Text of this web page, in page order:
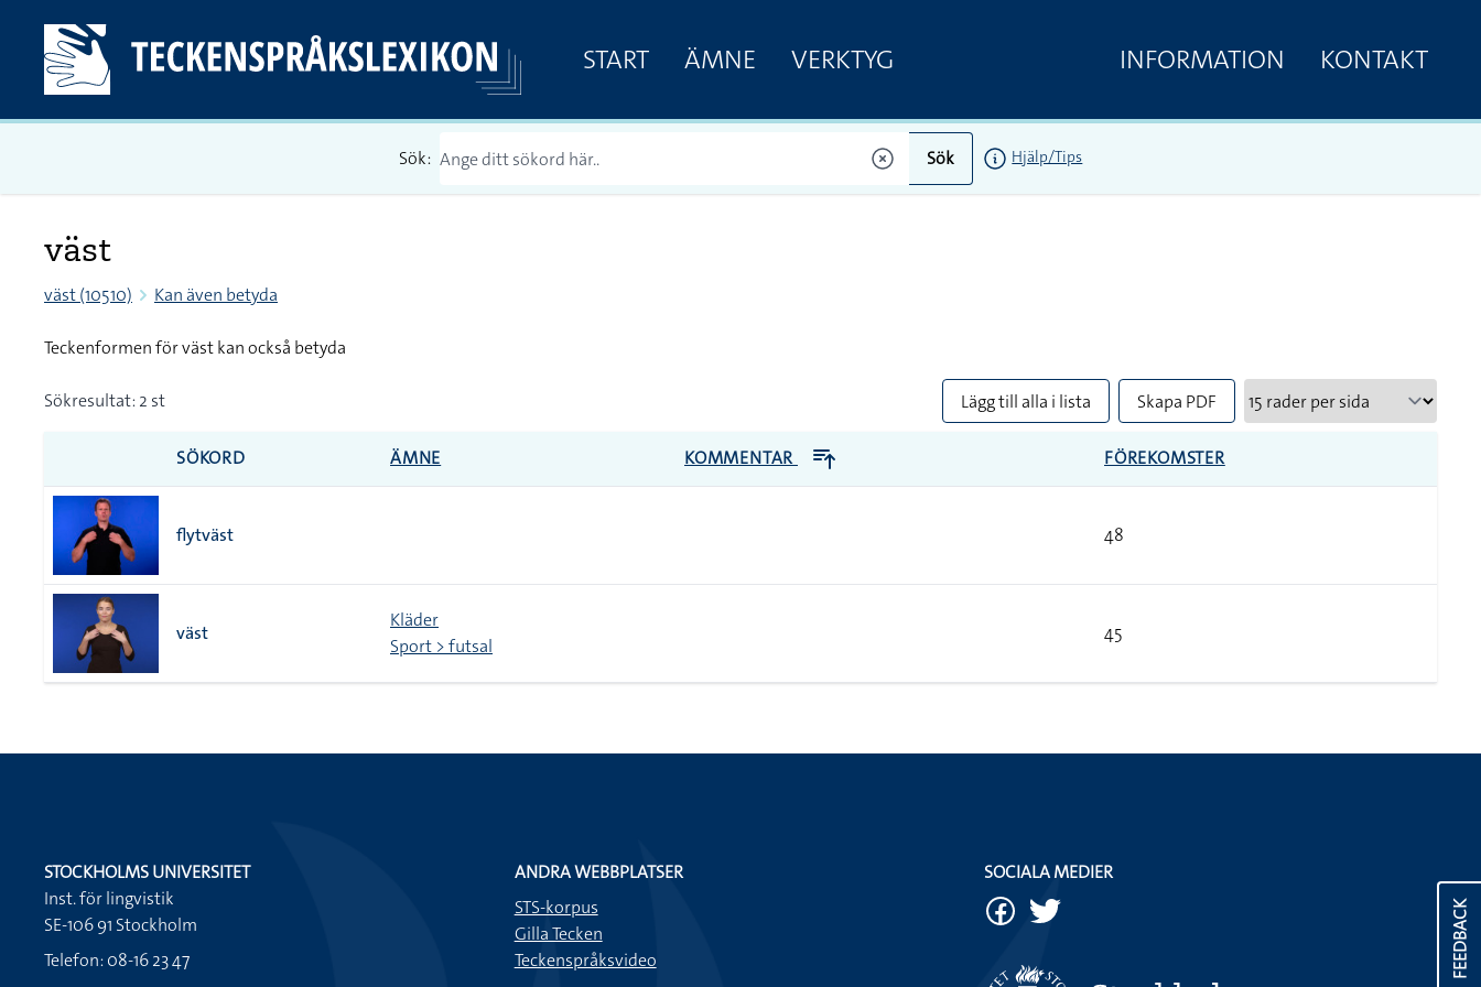
START ÄMNE VERKTYG INFORMATION KONTAKT
Sök: Sök Hjälp/Tips
väst
väst (10510) Kan även betyda
Teckenformen för väst kan också betyda
Sökresultat: 2 st Lägg till alla i lista Skapa PDF
SÖKORD ÄMNE KOMMENTAR FÖREKOMSTER
flytväst 48
väst
Kläder
Sport > futsal
45
FEEDBACK
STOCKHOLMS UNIVERSITET
Inst. för lingvistik
SE-106 91 Stockholm
Telefon: 08-16 23 47
ANDRA WEBBPLATSER
STS-korpus
Gilla Tecken
Teckenspråksvideo
SOCIALA MEDIER